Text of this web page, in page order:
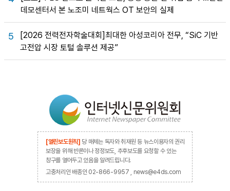
데모센터서 본 노조미 네트웍스 OT 보안의 실제
5
[2026 전력전자학술대회]최대한 아성코리아 전무, “SiC 기반
고전압 시장 토털 솔루션 제공”
[열린보도원칙] 당 매체는 독자와 취재원 등 뉴스이용자의 권리
보장을 위해 반론이나 정정보도, 추후보도를 요청할 수 있는
창구를 열어두고 있음을 알려드립니다.
고충처리인 배종인 02-866-9957 , news@e4ds.com